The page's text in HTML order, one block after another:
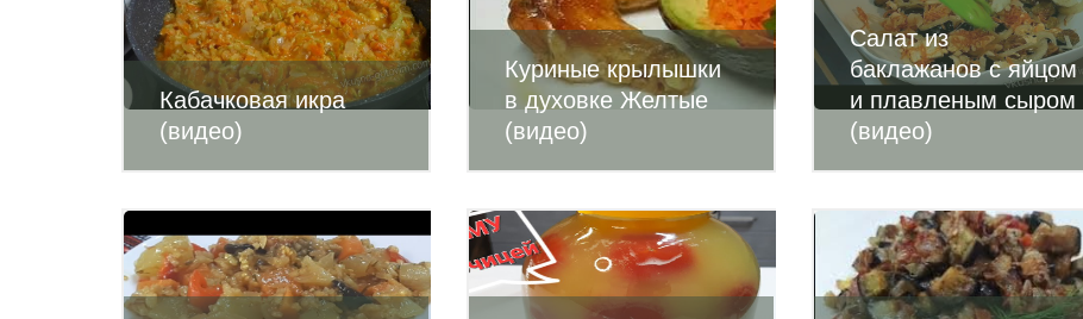
Кабачковая икра
(видео)
Куриные крылышки
в духовке Желтые
(видео)
Салат из
баклажанов с яйцом
и плавленым сыром
(видео)